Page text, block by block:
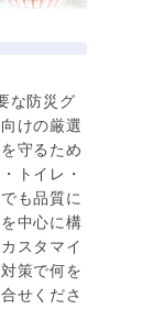
な防災グ
けの厳選
守るため
トイレ・
も品質に
中心に構
スタマイ
策で何を
せくださ